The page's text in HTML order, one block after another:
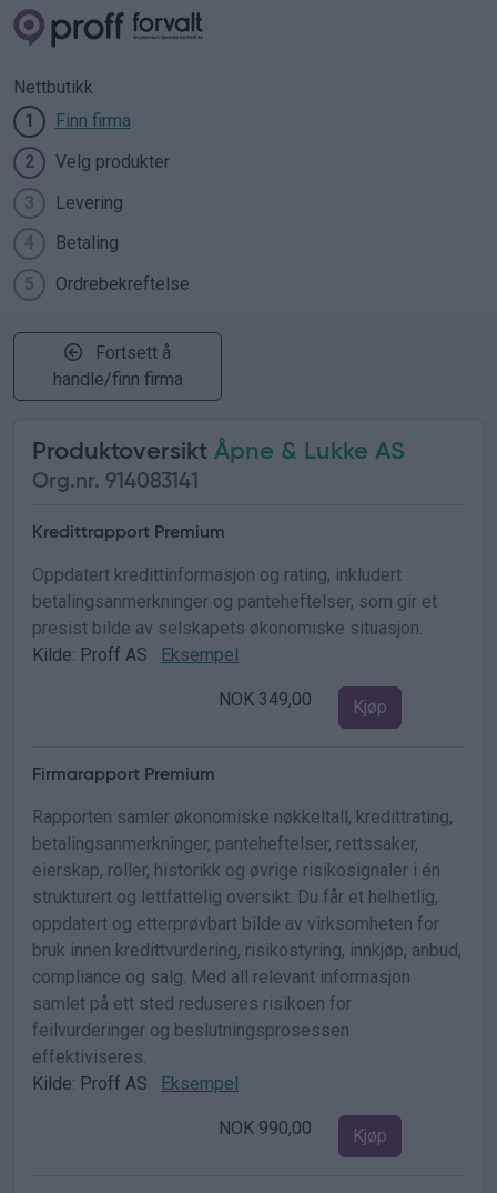
Nettbutikk
1
Finn firma
2
Velg produkter
3
Levering
4
Betaling
5
Ordrebekreftelse
Fortsett å
handle/finn firma
Produktoversikt Åpne & Lukke AS
Org.nr. 914083141
Kredittrapport Premium
Oppdatert kredittinformasjon og rating, inkludert
betalingsanmerkninger og panteheftelser, som gir et
presist bilde av selskapets økonomiske situasjon.
Kilde: Proff AS
Eksempel
NOK 349,00 Kjøp
Firmarapport Premium
Rapporten samler økonomiske nøkkeltall, kredittrating,
betalingsanmerkninger, panteheftelser, rettssaker,
eierskap, roller, historikk og øvrige risikosignaler i én
strukturert og lettfattelig oversikt. Du får et helhetlig,
oppdatert og etterprøvbart bilde av virksomheten for
bruk innen kredittvurdering, risikostyring, innkjøp, anbud,
compliance og salg. Med all relevant informasjon
samlet på ett sted reduseres risikoen for
feilvurderinger og beslutningsprosessen
effektiviseres.
Kilde: Proff AS
Eksempel
NOK 990,00 Kjøp